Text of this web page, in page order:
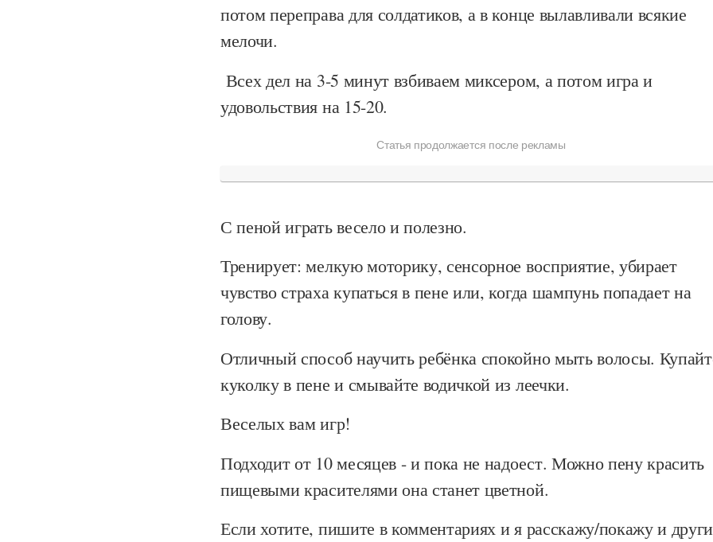
потом переправа для солдатиков, а в конце вылавливали всякие
мелочи.
Всех дел на 3-5 минут взбиваем миксером, а потом игра и
удовольствия на 15-20.
Статья продолжается после рекламы
С пеной играть весело и полезно.
Тренирует: мелкую моторику, сенсорное восприятие, убирает
чувство страха купаться в пене или, когда шампунь попадает на
голову.
Отличный способ научить ребёнка спокойно мыть волосы.
куколку в пене и смывайте водичкой из леечки.
Веселых вам игр!
Подходит от 10 месяцев - и пока не надоест. Можно пену красить
пищевыми красителями она станет цветной.
Если хотите, пишите в комментариях и я расскажу/покажу и